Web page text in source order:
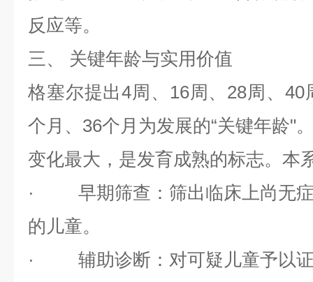
反应等。
三、
关键年龄与实用价值
格塞尔提出4周、 16周、 28周、 40
个月、 36个月为发展的“关键年龄"
变化最大，是发育成熟的标志。本
·
早期筛查 ：筛出临床上尚无
的儿童。
·
辅助诊断 ：对可疑儿童予以